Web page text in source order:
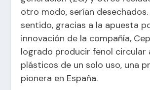
otro modo, serían
sentido, gracias a la apuesta
innovación de la compañía,
logrado producir fenol circular
plásticos de un solo uso, una
pionera en España.